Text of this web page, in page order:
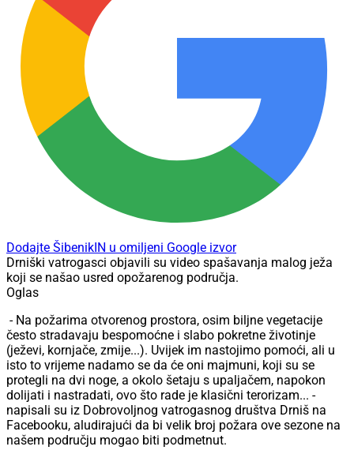
Dodajte ŠibenikIN u omiljeni Google izvor
Drniški vatrogasci objavili su video spašavanja malog ježa
koji se našao usred opožarenog područja.
Oglas
- Na požarima otvorenog prostora, osim biljne vegetacije
često stradavaju bespomoćne i slabo pokretne životinje
(ježevi, kornjače, zmije...). Uvijek im nastojimo pomoći, ali u
isto to vrijeme nadamo se da će oni majmuni, koji su se
protegli na dvi noge, a okolo šetaju s upaljačem, napokon
dolijati i nastradati, ovo što rade je klasični terorizam... -
napisali su iz Dobrovoljnog vatrogasnog društva Drniš na
Facebooku, aludirajući da bi velik broj požara ove sezone na
našem području mogao biti podmetnut.